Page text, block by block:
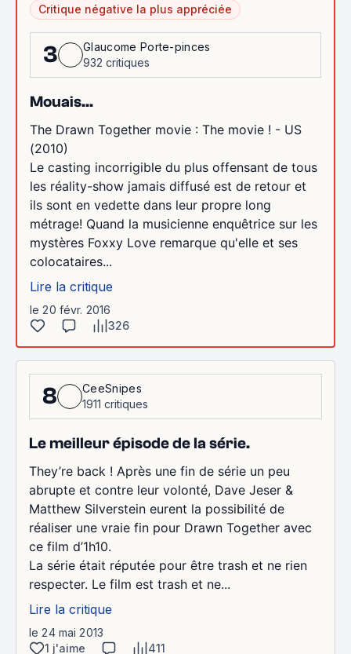
Critique négative la plus appréciée
3
Glaucome Porte-pinces
932 critiques
Mouais...
The Drawn Together movie : The movie ! - US
(2010)
Le casting incorrigible du plus offensant de tous
les réality-show jamais diffusé est de retour et
ils sont en vedette dans leur propre long
métrage! Quand la musicienne enquêtrice sur les
mystères Foxxy Love remarque qu'elle et ses
colocataires...
Lire la critique
le 20 févr. 2016
326
8
CeeSnipes
1911 critiques
Le meilleur épisode de la série.
They’re back ! Après une fin de série un peu
abrupte et contre leur volonté, Dave Jeser &
Matthew Silverstein eurent la possibilité de
réaliser une vraie fin pour Drawn Together avec
ce film d’1h10.
La série était réputée pour être trash et ne rien
respecter. Le film est trash et ne...
Lire la critique
le 24 mai 2013
1 j'aime
411